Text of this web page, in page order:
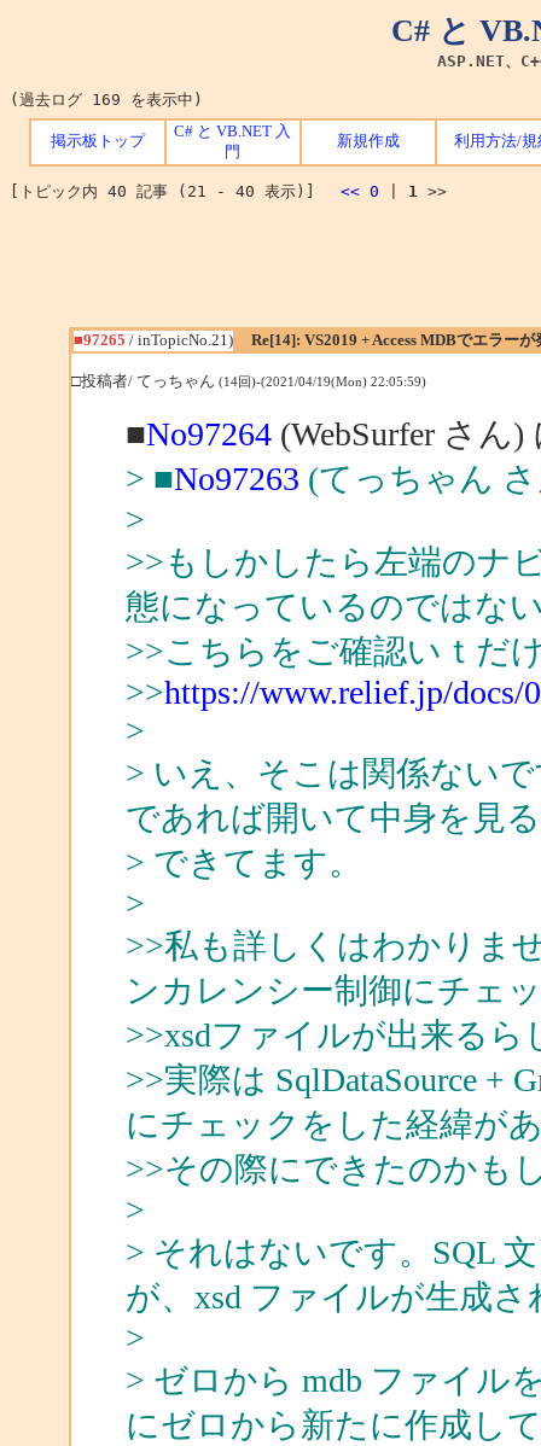
C# と
ASP.NET、
(過去ログ 169 を表示中)
掲示板トップ
C# と VB.NET 入
門
新規作成 利用方法/規
[トピック内 40 記事 (21 - 40 表示)] << 0 1 >>
■97265 / inTopicNo.21) Re[14]: VS2019 + Access MDBでエラーが
□投稿者/ てっちゃん (14回)-(2021/04/19(Mon) 22:05:59)
■No97264(WebSurfer さん)
> ■No97263 (てっちゃん
>
>>もしかしたら左端のナ
態になっているのではな
>>こちらをご確認いｔだ
>>https://www.relief.jp/docs/
>
> いえ、そこは関係ないで
であれば開いて中身を見
> できてます。
>
>>私も詳しくはわかり
ンカレンシー制御にチェ
>>xsdファイルが出来るら
>>実際は SqlDataSource +
にチェックをした経緯が
>>その際にできたのかも
>
> それはないです。SQL
が、xsd ファイルが生成
>
> ゼロから mdb ファイル
にゼロから新たに作成し